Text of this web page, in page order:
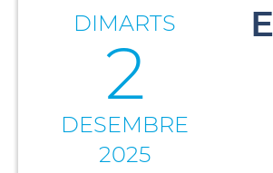
DIMARTS
2
DESEMBRE
2025